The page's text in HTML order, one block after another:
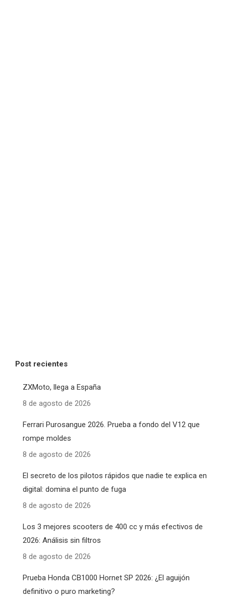
Post recientes
ZXMoto, llega a España
8 de agosto de 2026
Ferrari Purosangue 2026. Prueba a fondo del V12 que
rompe moldes
8 de agosto de 2026
El secreto de los pilotos rápidos que nadie te explica en
digital: domina el punto de fuga
8 de agosto de 2026
Los 3 mejores scooters de 400 cc y más efectivos de
2026: Análisis sin filtros
8 de agosto de 2026
Prueba Honda CB1000 Hornet SP 2026: ¿El aguijón
definitivo o puro marketing?